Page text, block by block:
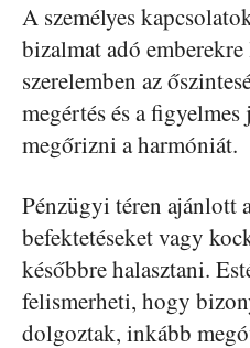
A személyes
bizalmat adó
szerelemben az
megértés és a
megőrizni a harmóniát.
Pénzügyi téren ajánlott
befektetéseket vagy
későbbre halasztani.
felismerheti, hogy
dolgoztak, inkább